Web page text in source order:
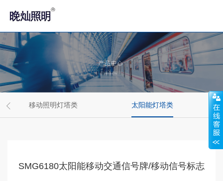
移动照明灯塔类 太阳能灯塔类
SMG6180太阳能移动交通信号牌/移动信号标志